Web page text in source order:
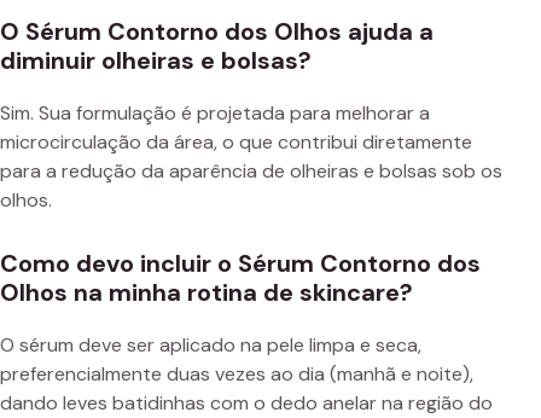
O Sérum Contorno dos Olhos ajuda a
diminuir olheiras e bolsas?
Sim. Sua formulação é projetada para melhorar a
microcirculação da área, o que contribui diretamente
para a redução da aparência de olheiras e bolsas sob os
olhos.
Como devo incluir o Sérum Contorno dos
Olhos na minha rotina de skincare?
O sérum deve ser aplicado na pele limpa e seca,
preferencialmente duas vezes ao dia (manhã e noite),
dando leves batidinhas com o dedo anelar na região do